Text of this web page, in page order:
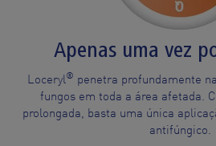
Apenas uma vez
Loceryl® penetra profundamente
fungos em toda a área afetada.
prolongada, basta uma única
antifúngico.